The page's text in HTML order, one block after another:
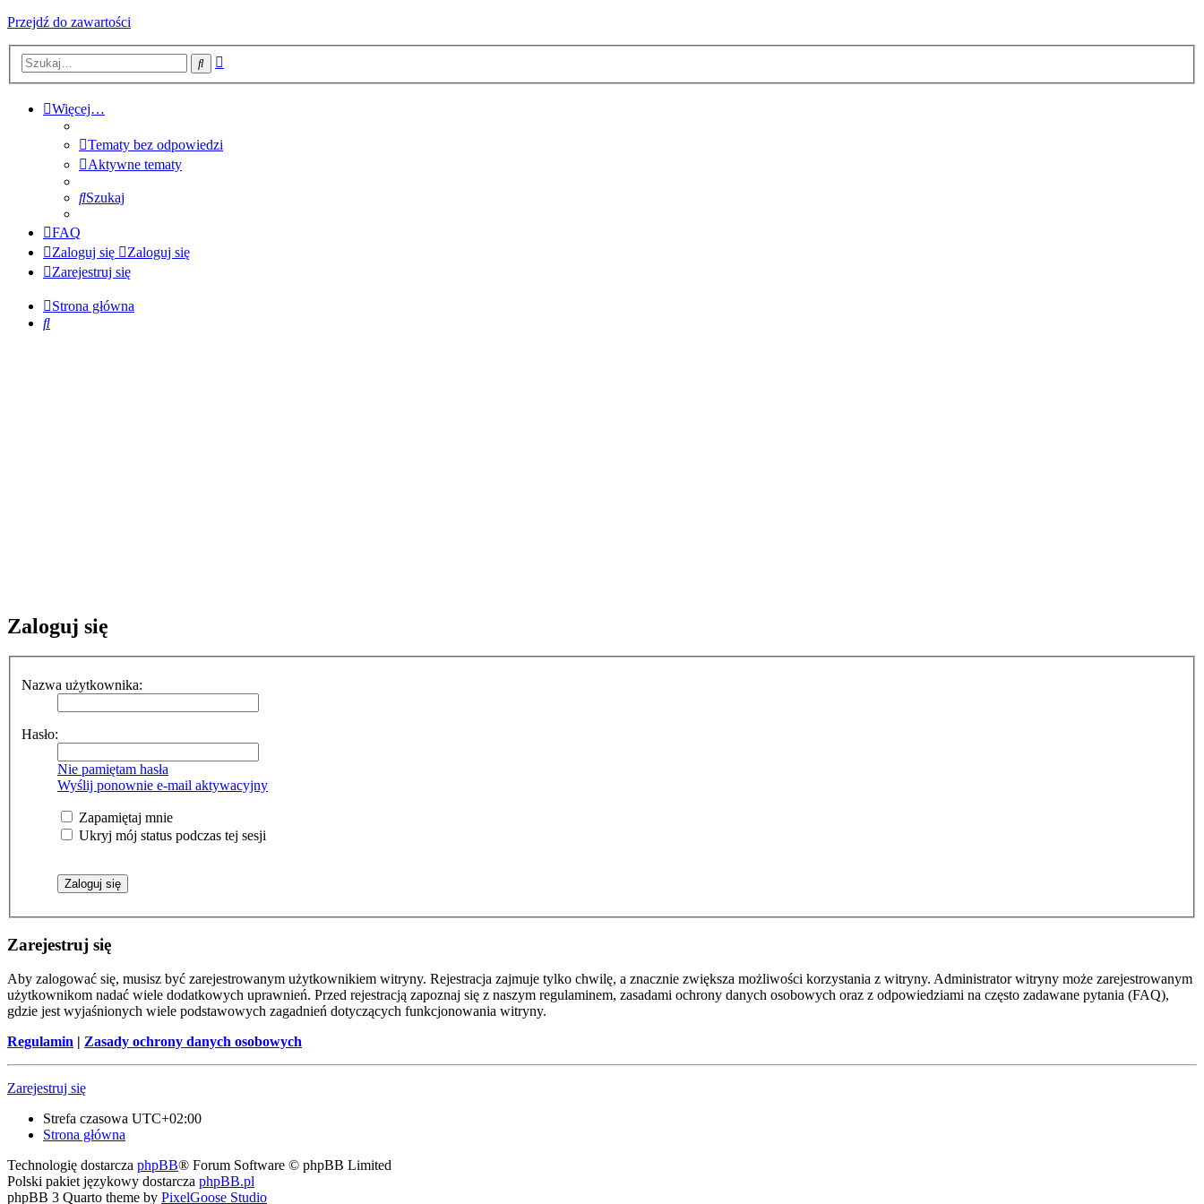
Przejdź do zawartości
Szukaj
Więcej…
Tematy bez odpowiedzi
Aktywne tematy
Szukaj
FAQ
Zaloguj się
Zaloguj się
Zarejestruj się
Strona główna
Szukaj
Zaloguj się
Nazwa użytkownika:
Hasło:
Nie pamiętam hasła
Wyślij ponownie e-mail aktywacyjny
Zapamiętaj mnie
Ukryj mój status podczas tej sesji
Zarejestruj się
Aby zalogować się, musisz być zarejestrowanym użytkownikiem witryny. Rejestracja zajmuje tylko chwilę, a znacznie zwiększa możliwości korzystania z witryny. Administrator witryny może zarejestrowanym
użytkownikom nadać wiele dodatkowych uprawnień. Przed rejestracją zapoznaj się z naszym regulaminem, zasadami ochrony danych osobowych oraz z odpowiedziami na często zadawane pytania (FAQ),
gdzie jest wyjaśnionych wiele podstawowych zagadnień dotyczących funkcjonowania witryny.
Regulamin | Zasady ochrony danych osobowych
Zarejestruj się
Strefa czasowa UTC+02:00
Strona główna
Technologię dostarcza phpBB® Forum Software © phpBB Limited
Polski pakiet językowy dostarcza phpBB.pl
phpBB 3 Quarto theme by PixelGoose Studio